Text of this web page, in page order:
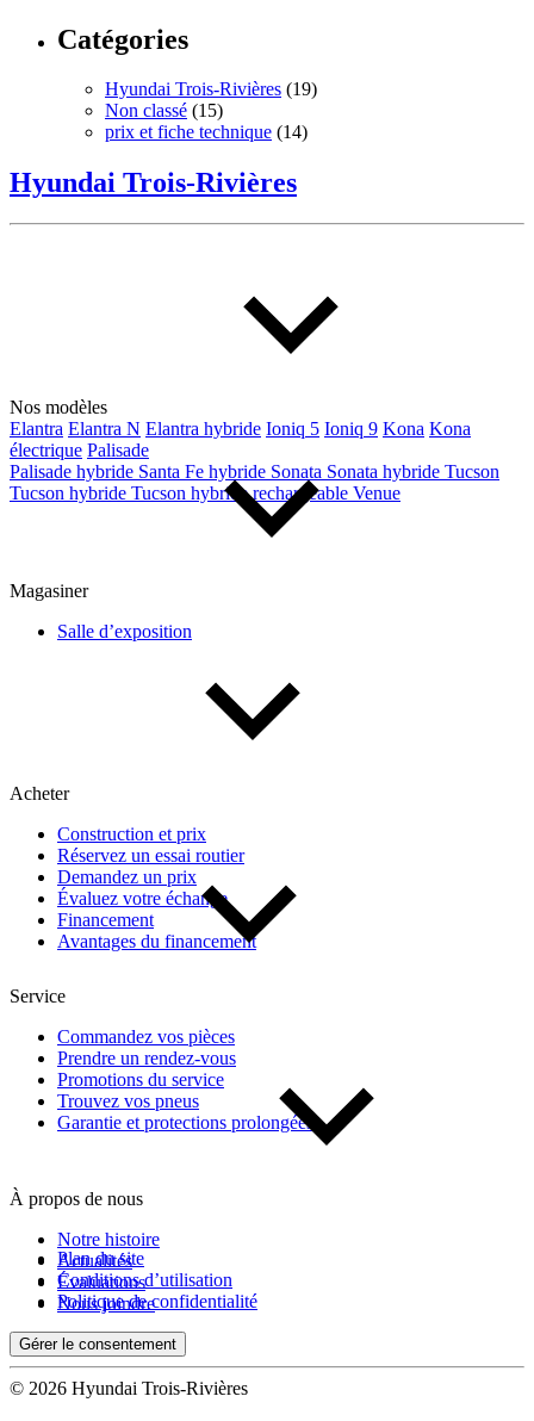
Catégories
Hyundai Trois-Rivières (19)
Non classé (15)
prix et fiche technique (14)
Hyundai Trois-Rivières
Nos modèles
Elantra Elantra N Elantra hybride Ioniq 5 Ioniq 9 Kona Kona
électrique Palisade
Palisade hybride Santa Fe hybride Sonata Sonata hybride Tucson
Tucson hybride Tucson hybride rechargeable Venue
Magasiner
Salle d’exposition
Acheter
Construction et prix
Réservez un essai routier
Demandez un prix
Évaluez votre échange
Financement
Avantages du financement
Service
Commandez vos pièces
Prendre un rendez-vous
Promotions du service
Trouvez vos pneus
Garantie et protections prolongées
À propos de nous
Notre histoire
Actualités
Évaluations
Nous joindre
Plan du site
Conditions d’utilisation
Politique de confidentialité
Gérer le consentement
© 2026 Hyundai Trois-Rivières